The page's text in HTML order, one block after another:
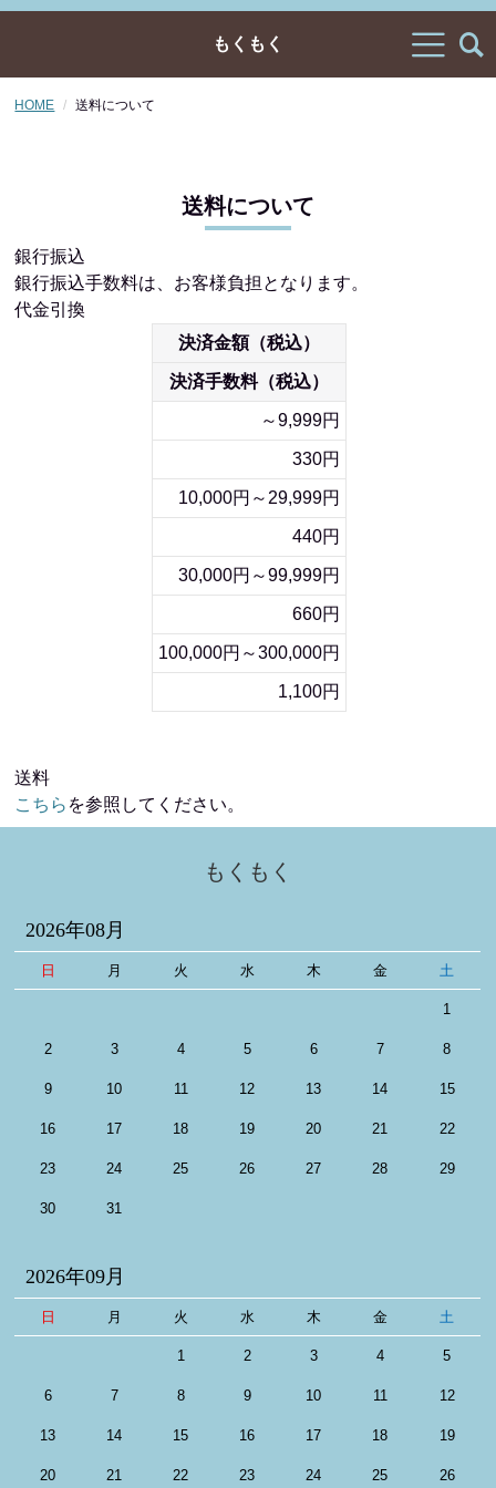
もくもく
HOME 送料について
送料について
銀行振込
銀行振込手数料は、お客様負担となります。
代金引換
決済金額（税込）
決済手数料（税込）
～9,999円
330円
10,000円～29,999円
440円
30,000円～99,999円
660円
100,000円～300,000円
1,100円
送料
こちら を参照してください。
もくもく
2026年08月
日 月 火 水 木 金 土
1
2 3 4 5 6 7 8
9 10 11 12 13 14 15
16 17 18 19 20 21 22
23 24 25 26 27 28 29
30 31
2026年09月
日 月 火 水 木 金 土
1 2 3 4 5
6 7 8 9 10 11 12
13 14 15 16 17 18 19
20 21 22 23 24 25 26